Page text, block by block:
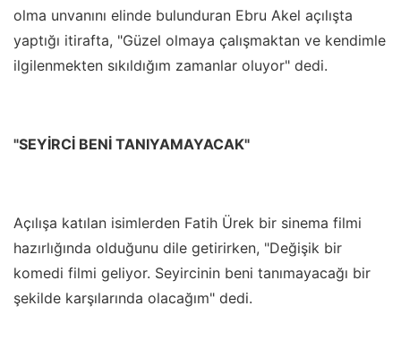
olma unvanını elinde bulunduran Ebru Akel açılışta
yaptığı itirafta, "Güzel olmaya çalışmaktan ve kendimle
ilgilenmekten sıkıldığım zamanlar oluyor" dedi.
"SEYİRCİ BENİ TANIYAMAYACAK"
Açılışa katılan isimlerden Fatih Ürek bir sinema filmi
hazırlığında olduğunu dile getirirken, "Değişik bir
komedi filmi geliyor. Seyircinin beni tanımayacağı bir
şekilde karşılarında olacağım" dedi.